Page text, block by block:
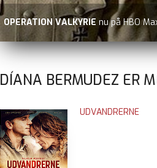
OPERATION VALKYRIE nu på HBO
DÍANA BERMUDEZ ER
UDVANDRERNE